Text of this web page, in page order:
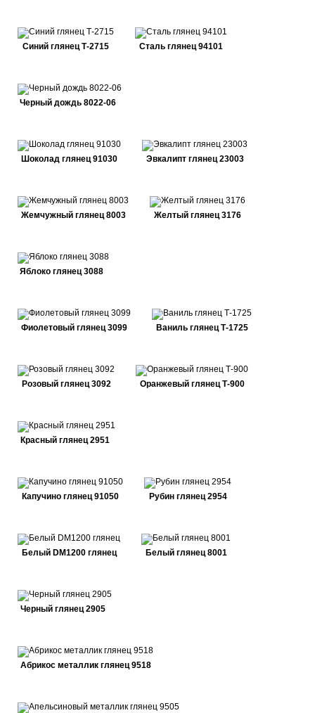
Синий глянец Т-2715 Сталь глянец 94101
Черный дождь 8022-06
Шоколад глянец 91030 Эвкалипт глянец 23003
Жемчужный глянец 8003 Желтый глянец 3176
Яблоко глянец 3088
Фиолетовый глянец 3099 Ваниль глянец Т-1725
Розовый глянец 3092 Оранжевый глянец Т-900
Красный глянец 2951
Капучино глянец 91050 Рубин глянец 2954
Белый DM1200 глянец Белый глянец 8001
Черный глянец 2905
Абрикос металлик глянец 9518